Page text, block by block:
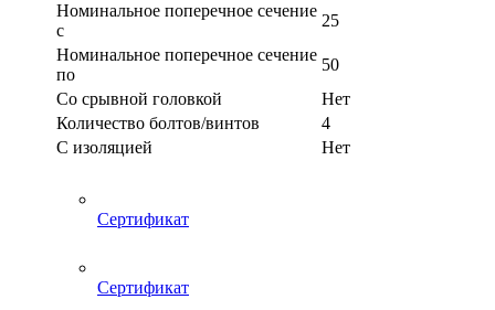
Номинальное поперечное сечение
с
25
Номинальное поперечное сечение
по
50
Со срывной головкой
Нет
Количество болтов/винтов
4
С изоляцией
Нет
Сертификат
Сертификат